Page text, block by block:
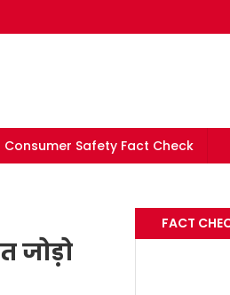
Consumer Safety Fact Check
जोड़ो
FACT